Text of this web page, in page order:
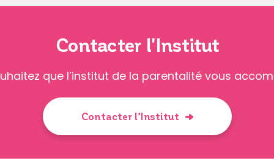
Contacter l'Institut
que l’institut de la parentalité vous
Contacter l’Institut